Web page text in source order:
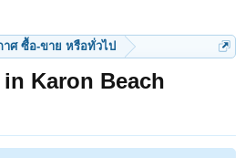
าศ ซื้อ-ขาย หรือทั่วไป
Karon Beach